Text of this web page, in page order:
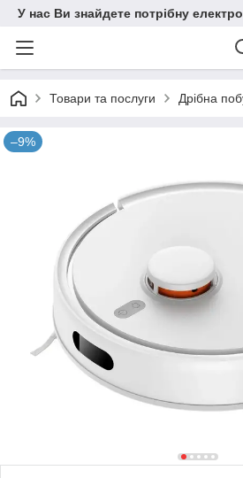
У нас Ви знайдете потрібну
Товари та послуги Дрібна
–9%